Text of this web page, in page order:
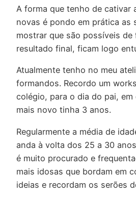
A forma que tenho de cativar
novas é pondo em prática as
mostrar que são possíveis de
resultado final, ficam logo
Atualmente tenho no meu
formandos. Recordo um
colégio, para o dia do pai,
mais novo tinha 3 anos.
Regularmente a média de
anda à volta dos 25 a 30
é muito procurado e
mais idosas que bordam em
ideias e recordam os serões